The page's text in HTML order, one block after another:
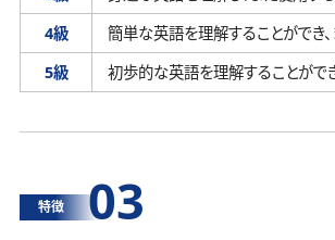
4級
簡単な英語を理解することができ、
5級
初歩的な英語を理解することができ
特徴 03